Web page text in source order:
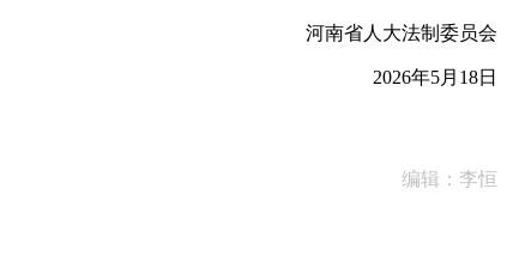
河南省人大法制委员会
2026年5月18日
编辑：李恒